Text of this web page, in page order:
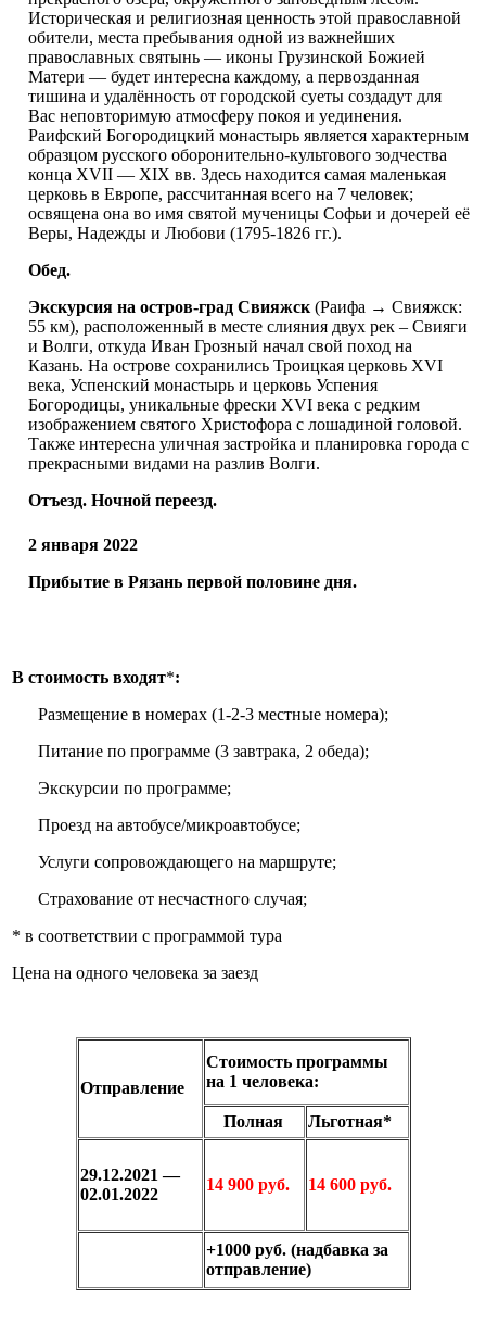
Историческая и религиозная ценность этой православной
обители, места пребывания одной из важнейших
православных святынь — иконы Грузинской Божией
Матери — будет интересна каждому, а первозданная
тишина и удалённость от городской суеты создадут для
Вас неповторимую атмосферу покоя и уединения.
Раифский Богородицкий монастырь является характерным
образцом русского оборонительно-культового зодчества
конца XVII — XIX вв. Здесь находится самая маленькая
церковь в Европе, рассчитанная всего на 7 человек;
освящена она во имя святой мученицы Софьи и дочерей её
Веры, Надежды и Любови (1795-1826 гг.).
Обед.
Экскурсия на остров-град Свияжск (Раифа → Свияжск:
55 км), расположенный в месте слияния двух рек – Свияги
и Волги, откуда Иван Грозный начал свой поход на
Казань. На острове сохранились Троицкая церковь XVI
века, Успенский монастырь и церковь Успения
Богородицы, уникальные фрески XVI века c редким
изображением святого Христофора с лошадиной головой.
Также интересна уличная застройка и планировка города c
прекрасными видами на разлив Волги.
Отъезд. Ночной переезд.
2 января 2022
Прибытие в Рязань первой половине дня.
В стоимость входят*:
Размещение в номерах (1-2-3 местные номера);
Питание по программе (3 завтрака, 2 обеда);
Экскурсии по программе;
Проезд на автобусе/микроавтобусе;
Услуги сопровождающего на маршруте;
Страхование от несчастного случая;
* в соответствии с программой тура
Цена на одного человека за заезд
Отправление
Стоимость программы
на 1 человека:
Полная Льготная*
29.12.2021 —
02.01.2022
14 900 руб. 14 600 руб.
+1000 руб. (надбавка за
отправление)